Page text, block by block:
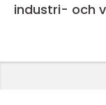
industri- och